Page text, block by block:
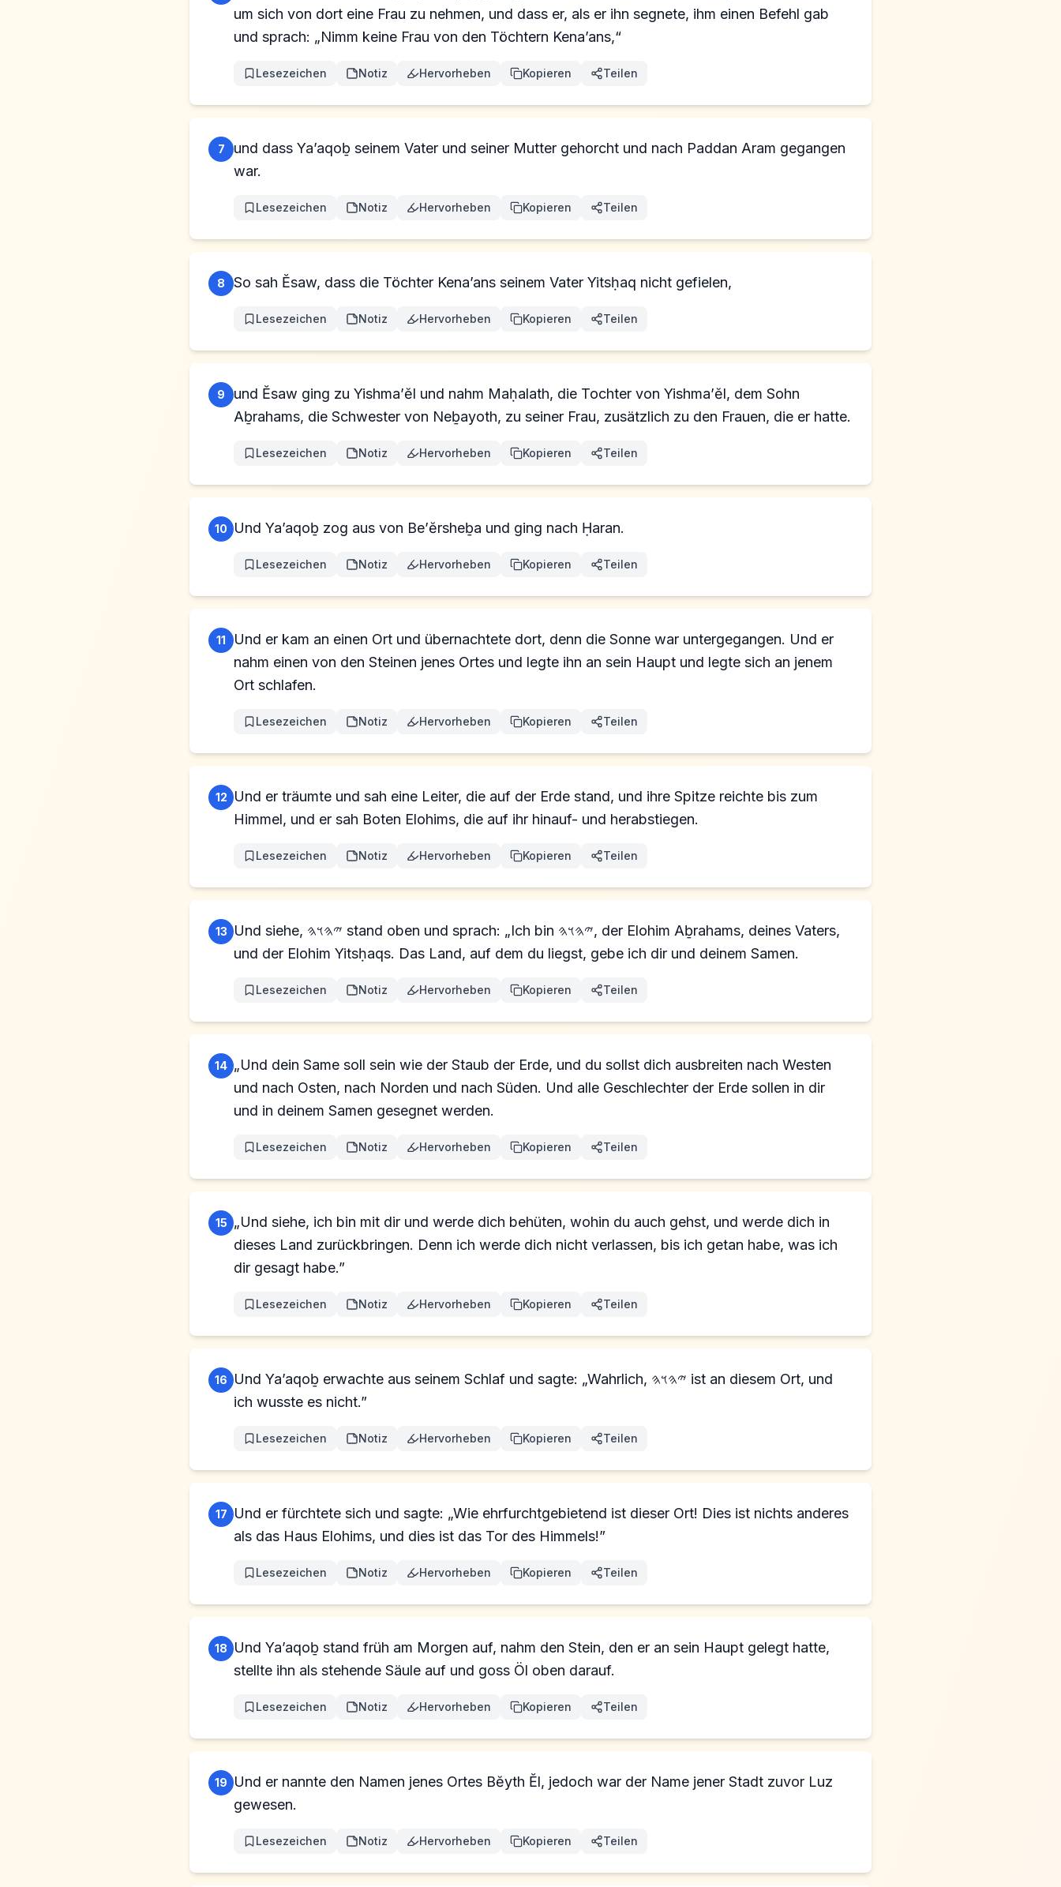
um sich von dort eine Frau zu nehmen, und dass er, als er ihn segnete, ihm einen Befehl gab
und sprach: „Nimm keine Frau von den Töchtern Kena’ans,“
Lesezeichen Notiz Hervorheben Kopieren Teilen
7
und dass Ya’aqoḇ seinem Vater und seiner Mutter gehorcht und nach Paddan Aram gegangen
war.
Lesezeichen Notiz Hervorheben Kopieren Teilen
8 So sah Ĕsaw, dass die Töchter Kena’ans seinem Vater Yitsḥaq nicht gefielen,
Lesezeichen Notiz Hervorheben Kopieren Teilen
9
und Ĕsaw ging zu Yishma’ĕl und nahm Maḥalath, die Tochter von Yishma’ĕl, dem Sohn
Aḇrahams, die Schwester von Neḇayoth, zu seiner Frau, zusätzlich zu den Frauen, die er hatte.
Lesezeichen Notiz Hervorheben Kopieren Teilen
10 Und Ya’aqoḇ zog aus von Be’ĕrsheḇa und ging nach Ḥaran.
Lesezeichen Notiz Hervorheben Kopieren Teilen
11
Und er kam an einen Ort und übernachtete dort, denn die Sonne war untergegangen. Und er
nahm einen von den Steinen jenes Ortes und legte ihn an sein Haupt und legte sich an jenem
Ort schlafen.
Lesezeichen Notiz Hervorheben Kopieren Teilen
12
Und er träumte und sah eine Leiter, die auf der Erde stand, und ihre Spitze reichte bis zum
Himmel, und er sah Boten Elohims, die auf ihr hinauf- und herabstiegen.
Lesezeichen Notiz Hervorheben Kopieren Teilen
13
Und siehe, 𐤉𐤄𐤅𐤄 stand oben und sprach: „Ich bin 𐤉𐤄𐤅𐤄, der Elohim Aḇrahams, deines Vaters,
und der Elohim Yitsḥaqs. Das Land, auf dem du liegst, gebe ich dir und deinem Samen.
Lesezeichen Notiz Hervorheben Kopieren Teilen
14 „Und dein Same soll sein wie der Staub der Erde, und du sollst dich ausbreiten nach Westen
und nach Osten, nach Norden und nach Süden. Und alle Geschlechter der Erde sollen in dir
und in deinem Samen gesegnet werden.
Lesezeichen Notiz Hervorheben Kopieren Teilen
15 „Und siehe, ich bin mit dir und werde dich behüten, wohin du auch gehst, und werde dich in
dieses Land zurückbringen. Denn ich werde dich nicht verlassen, bis ich getan habe, was ich
dir gesagt habe.”
Lesezeichen Notiz Hervorheben Kopieren Teilen
16
Und Ya’aqoḇ erwachte aus seinem Schlaf und sagte: „Wahrlich, 𐤉𐤄𐤅𐤄 ist an diesem Ort, und
ich wusste es nicht.”
Lesezeichen Notiz Hervorheben Kopieren Teilen
17
Und er fürchtete sich und sagte: „Wie ehrfurchtgebietend ist dieser Ort! Dies ist nichts anderes
als das Haus Elohims, und dies ist das Tor des Himmels!”
Lesezeichen Notiz Hervorheben Kopieren Teilen
18
Und Ya’aqoḇ stand früh am Morgen auf, nahm den Stein, den er an sein Haupt gelegt hatte,
stellte ihn als stehende Säule auf und goss Öl oben darauf.
Lesezeichen Notiz Hervorheben Kopieren Teilen
19
Und er nannte den Namen jenes Ortes Bĕyth Ĕl, jedoch war der Name jener Stadt zuvor Luz
gewesen.
Lesezeichen Notiz Hervorheben Kopieren Teilen